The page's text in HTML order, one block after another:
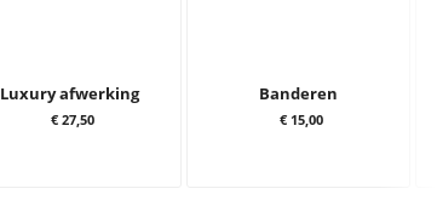
Luxury afwerking
€ 27,50
Banderen
€ 15,00